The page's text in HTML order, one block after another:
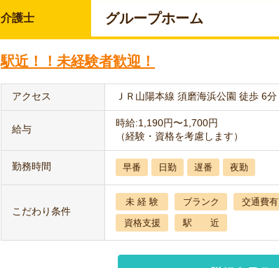
介護士 グループホーム
駅近！！未経験者歓迎！
アクセス ＪＲ山陽本線 須磨海浜公園 徒歩 6分
給与
時給:1,190円〜1,700円
（経験・資格を考慮します）
勤務時間 早番 日勤 遅番 夜勤
こだわり条件
未 経 験 ブランク 交通費有
資格支援
駅 近